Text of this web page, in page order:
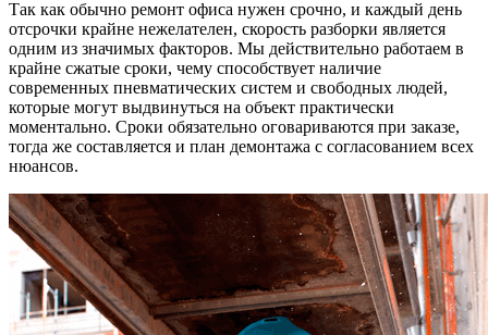
Так как обычно ремонт офиса нужен срочно, и каждый день
отсрочки крайне нежелателен, скорость разборки является
одним из значимых факторов. Мы действительно работаем в
крайне сжатые сроки, чему способствует наличие
современных пневматических систем и свободных людей,
которые могут выдвинуться на объект практически
моментально. Сроки обязательно оговариваются при заказе,
тогда же составляется и план демонтажа с согласованием всех
нюансов.